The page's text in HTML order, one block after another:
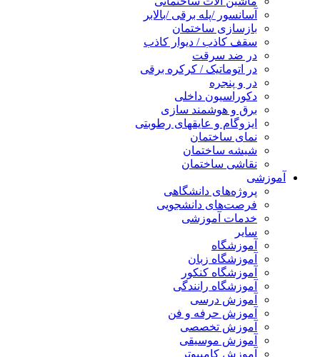
آسانسور /پله برقی /بالابر
بازسازی ساختمان
سقف کاذب / دیوار کاذب
در ضد سرقت
در اتوماتیک / کرکره برقی
در و پنجره
دکوراسیون داخلی
برق و هوشمند سازی
ایزوگام و عایقهای رطوبتی
نمای ساختمان
شیشه ساختمان
نقاشی ساختمان
آموزشی
پروژه‌های دانشگاهی
فرصت‌های دانشجویی
خدمات آموزشی
سایر
آموزشگاه
آموزشگاه زبان
آموزشگاه کنکور
آموزشگاه رانندگی
آموزش درسی
آموزش حرفه و فن
آموزش تخصصی
آموزش موسیقی
آموزش کامپیوتر